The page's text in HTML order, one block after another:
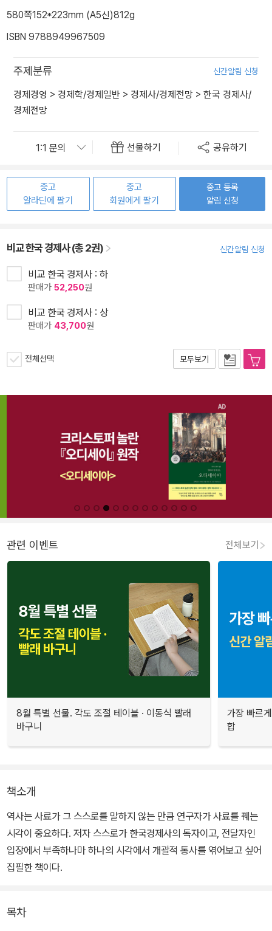
580쪽152*223mm (A5신)812g
ISBN 9788949967509
주제분류 신간알림 신청
경제경영 > 경제학/경제일반 > 경제사/경제전망 > 한국 경제사/
경제전망
선물하기 공유하기
중고
알라딘에 팔기
중고
회원에게 팔기
중고 등록
알림 신청
비교 한국 경제사 (총 2권) 신간알림 신청
비교 한국 경제사 : 하
판매가 52,250원
비교 한국 경제사 : 상
판매가 43,700원
전체선택 모두보기
관련 이벤트 전체보기
8월 특별 선물. 각도 조절 테이블 · 이동식 빨래
바구니
가장 빠르
합
책소개
역사는 사료가 그 스스로를 말하지 않는 만큼 연구자가 사료를 꿰는
시각이 중요하다. 저자 스스로가 한국경제사의 독자이고, 전달자인
입장에서 부족하나마 하나의 시각에서 개괄적 통사를 엮어보고 싶어
집필한 책이다.
목차